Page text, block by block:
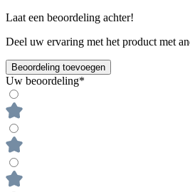
Laat een beoordeling achter!
Deel uw ervaring met het product met
Beoordeling toevoegen
Uw beoordeling*